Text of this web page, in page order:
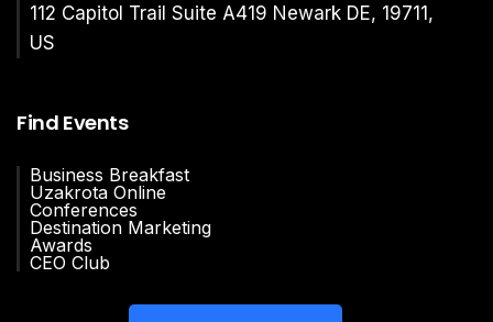
112 Capitol Trail Suite A419 Newark DE, 19711,
US
Find Events
Business Breakfast
Uzakrota Online
Conferences
Destination Marketing
Awards
CEO Club